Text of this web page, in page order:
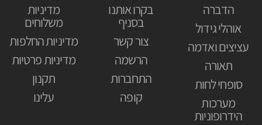
הדברה
אוהלי גידול
עציצים ואדמה
תאורה
סופחי לחות
מערכות
הידרופוניות
בקרו אותנו
בסניף
צור קשר
הרשמה
התחברות
קופה
מדיניות
משלוחים
מדיניות החלפות
מדיניות פרטיות
תקנון
עלינו